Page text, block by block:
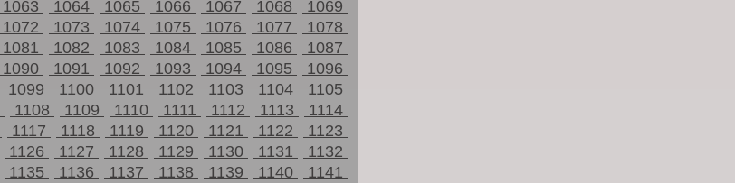
1063 1064 1065 1066 1067 1068
1069
1072 1073 1074 1075 1076 1077
1078
1081 1082 1083 1084 1085 1086
1087
1090 1091 1092 1093 1094 1095
1096
1099 1100 1101 1102 1103 1104
1105
1108 1109 1110 1111 1112 1113
1114
1117 1118 1119 1120 1121 1122
1123
1126 1127 1128 1129 1130 1131
1132
1135 1136 1137 1138 1139 1140
1141